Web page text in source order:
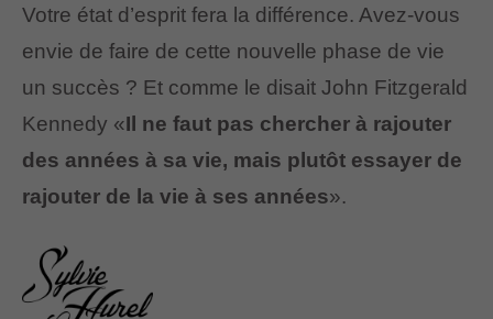
Votre état d’esprit fera la différence. Avez-vous
envie de faire de cette nouvelle phase de vie
un succès ? Et comme le disait John Fitzgerald
Kennedy «Il ne faut pas chercher à rajouter
des années à sa vie, mais plutôt essayer de
rajouter de la vie à ses années».